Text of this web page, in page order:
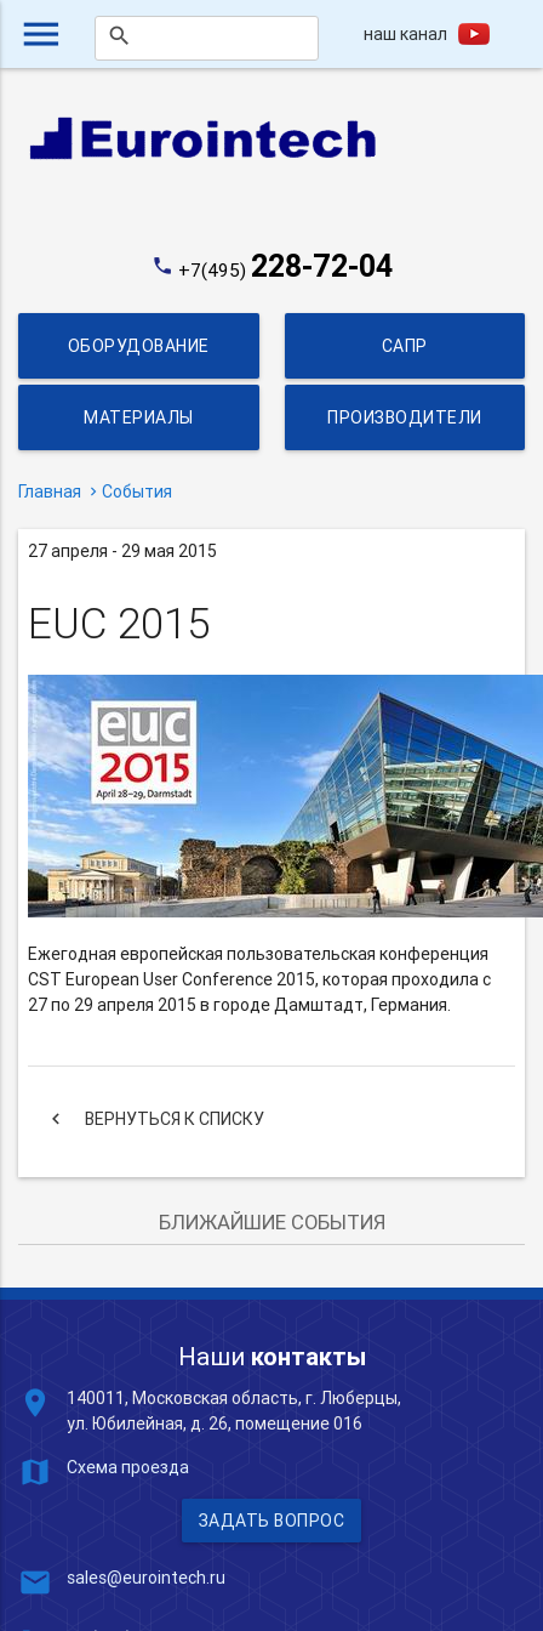
menu search наш канал
phone +7(495) 228-72-04
ОБОРУДОВАНИЕ САПР
МАТЕРИАЛЫ ПРОИЗВОДИТЕЛИ
Главная События
27 апреля - 29 мая 2015
EUC 2015
Ежегодная европейская пользовательская конференция
CST European User Conference 2015, которая проходила с
27 по 29 апреля 2015 в городе Дамштадт, Германия.
keyboard_arrow_left ВЕРНУТЬСЯ К СПИСКУ
БЛИЖАЙШИЕ СОБЫТИЯ
Наши контакты
place
140011, Московская область, г. Люберцы,
ул. Юбилейная, д. 26, помещение 016
map Схема проезда
ЗАДАТЬ ВОПРОС
mail sales@eurointech.ru